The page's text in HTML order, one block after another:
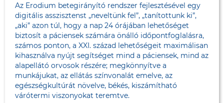
Az Erodium betegirányító rendszer fejlesztésével egy
digitális asszisztenst „neveltünk fel”, „tanítottunk ki”,
„aki” azon túl, hogy a nap 24 órájában lehetőséget
biztosít a páciensek számára önálló időpontfoglalásra,
számos ponton, a XXI. század lehetőségeit maximálisan
kihasználva nyújt segítséget mind a páciensek, mind az
alapellátó orvosok részére; megkönnyítve a
munkájukat, az ellátás színvonalát emelve, az
egészségkultúrát növelve, békés, kiszámítható
várótermi viszonyokat teremtve.